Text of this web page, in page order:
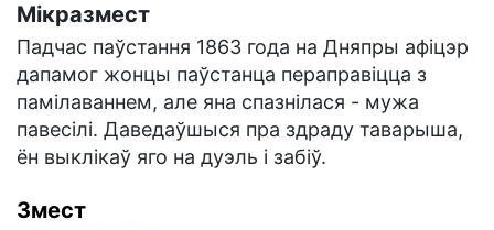
Мікразмест
Падчас паўстання 1863 года на Дняпры афіцэр
дапамог жонцы паўстанца пераправіцца з
памілаваннем, але яна спазнілася - мужа
павесілі. Даведаўшыся пра здраду таварыша,
ён выклікаў яго на дуэль і забіў.
Змест